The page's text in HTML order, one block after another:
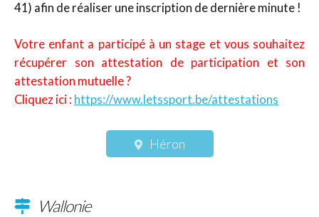
41) afin de réaliser une inscription de dernière minute !
Votre enfant a participé à un stage et vous souhaitez
récupérer son attestation de participation et son
attestation mutuelle ?
Cliquez ici : https://www.letssport.be/attestations
Héron
Wallonie